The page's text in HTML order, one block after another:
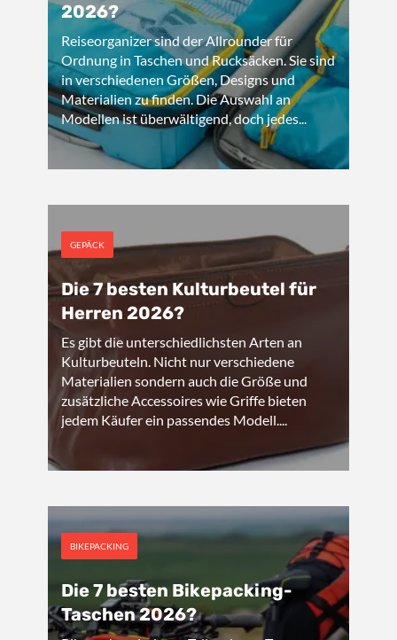
2026?
Reiseorganizer sind der Allrounder für
Ordnung in Taschen und Rucksäcken. Sie sind
in verschiedenen Größen, Designs und
Materialien zu finden. Die Auswahl an
Modellen ist überwältigend, doch jedes...
GEPÄCK
Die 7 besten Kulturbeutel für
Herren 2026?
Es gibt die unterschiedlichsten Arten an
Kulturbeuteln. Nicht nur verschiedene
Materialien sondern auch die Größe und
zusätzliche Accessoires wie Griffe bieten
jedem Käufer ein passendes Modell....
BIKEPACKING
Die 7 besten Bikepacking-
Taschen 2026?